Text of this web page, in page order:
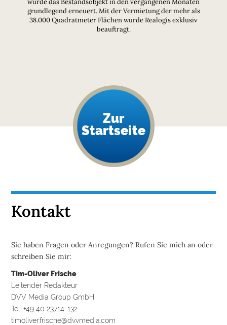
grundlegend erneuert. Mit der Vermietung der mehr als
38.000 Quadratmeter Flächen wurde Realogis exklusiv
beauftragt.
Zur
Startseite
Kontakt
Sie haben Fragen oder Anregungen? Rufen Sie mich an oder
schreiben Sie mir:
Tim-Oliver Frische
Leitender Redakteur
DVV Media Group GmbH
Tel: +49 40 23714-132
timoliver.frische@dvvmedia.com